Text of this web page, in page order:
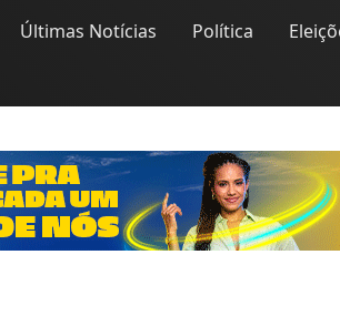
Últimas Notícias Política